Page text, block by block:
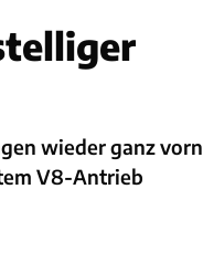
wieder ganz vorn
V8-Antrieb